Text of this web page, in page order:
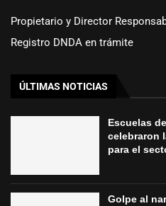
Propietario y Director
Registro DNDA en trámite
ÚLTIMAS NOTICIAS
Escuelas
celebraron
para el
Golpe al